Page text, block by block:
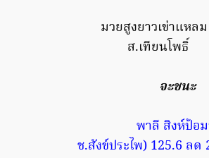
มวยสูงยาวเข่าแหลม ช
ส.เทียนโพธิ์
จะชนะ
พาลี สิงห์ป้อ
ช.สังข์ประไพ) 125.6 ลด